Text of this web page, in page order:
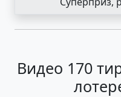
Видео 170